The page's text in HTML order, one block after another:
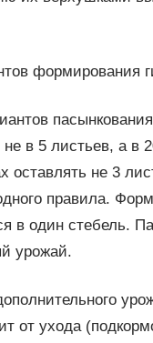
формирования
не в 5 листьев, а в
оставлять не 3
правила.
в один стебель.
урожай.
от ухода